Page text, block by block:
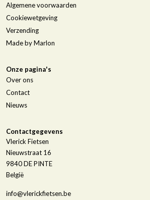
Algemene voorwaarden
Cookiewetgeving
Verzending
Made by Marlon
Onze pagina's
Over ons
Contact
Nieuws
Contactgegevens
Vlerick Fietsen
Nieuwstraat 16
9840DE PINTE
België
info@vlerickfietsen.be